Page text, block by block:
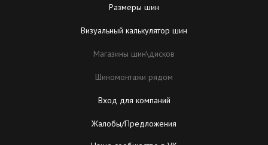
Размеры шин
Визуальный калькулятор шин
Магазины шин\дисков
Шиномонтажи рядом
Вход для компаний
Жалобы/Предложения